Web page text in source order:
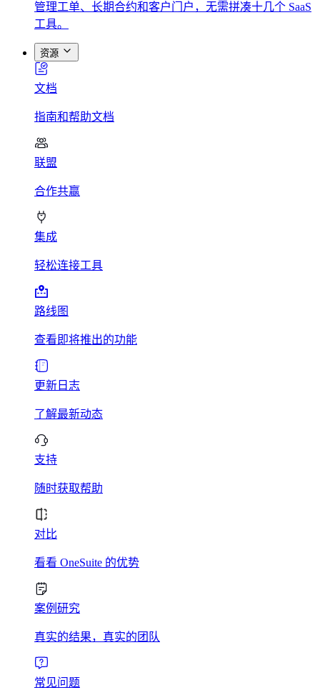
管理工单、长期合约和客户门户，无需拼凑十几个 SaaS
工具。
资源
文档
指南和帮助文档
联盟
合作共赢
集成
轻松连接工具
路线图
查看即将推出的功能
更新日志
了解最新动态
支持
随时获取帮助
对比
看看 OneSuite 的优势
案例研究
真实的结果，真实的团队
常见问题